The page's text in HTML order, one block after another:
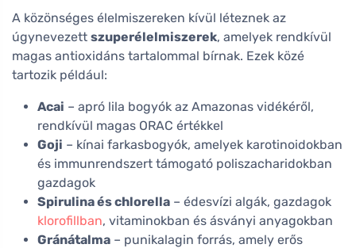
A közönséges élelmiszereken kívül léteznek az
úgynevezett szuperélelmiszerek, amelyek rendkívül
magas antioxidáns tartalommal bírnak. Ezek közé
tartozik például:
Acai – apró lila bogyók az Amazonas vidékéről,
rendkívül magas ORAC értékkel
Goji – kínai farkasbogyók, amelyek karotinoidokban
és immunrendszert támogató poliszacharidokban
gazdagok
Spirulina és chlorella – édesvízi algák, gazdagok
klorofillban, vitaminokban és ásványi anyagokban
Gránátalma – punikalagin forrás, amely erős